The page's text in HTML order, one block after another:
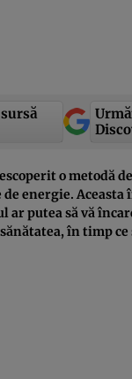
o metodă
energie. Aceasta
ar putea să vă
în timp